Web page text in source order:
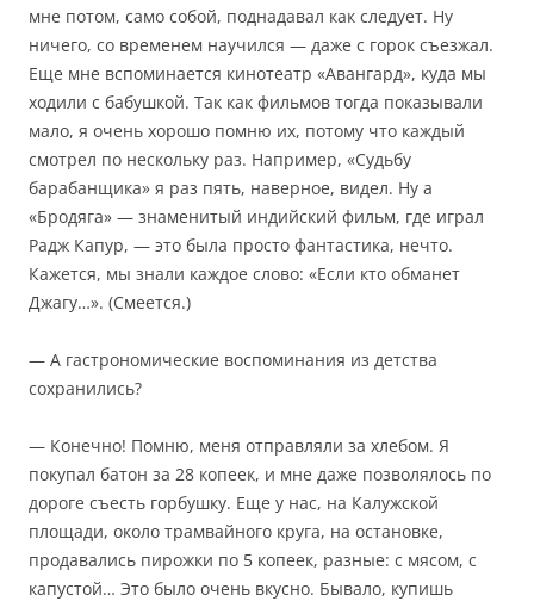
мне потом, само собой, поднадавал как следует. Ну
ничего, со временем научился — даже с горок съезжал.
Еще мне вспоминается кинотеатр «Авангард», куда мы
ходили с бабушкой. Так как фильмов тогда показывали
мало, я очень хорошо помню их, потому что каждый
смотрел по нескольку раз. Например, «Судьбу
барабанщика» я раз пять, наверное, видел. Ну а
«Бродяга» — знаменитый индийский фильм, где играл
Радж Капур, — это была просто фантастика, нечто.
Кажется, мы знали каждое слово: «Если кто обманет
Джагу…». (Смеется.)
— А гастрономические воспоминания из детства
сохранились?
— Конечно! Помню, меня отправляли за хлебом. Я
покупал батон за 28 копеек, и мне даже позволялось по
дороге съесть горбушку. Еще у нас, на Калужской
площади, около трамвайного круга, на остановке,
продавались пирожки по 5 копеек, разные: с мясом, с
капустой… Это было очень вкусно. Бывало, купишь